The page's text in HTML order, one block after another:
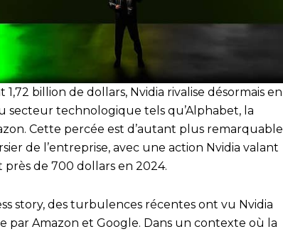
billion de dollars, Nvidia rivalise désormais en
secteur technologique tels qu’Alphabet, la
Cette percée est d’autant plus remarquable
de l’entreprise, avec une action Nvidia valant
de 700 dollars en 2024.
story, des turbulences récentes ont vu Nvidia
Amazon et Google. Dans un contexte où la